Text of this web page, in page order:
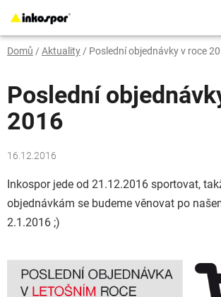
na
obsah
Domů / Aktuality/ Poslední objednávky v roce
Poslední
2016
16.12.2016
Inkospor jede od 21.12.2016 sportovat,
objednávkám se budeme věnovat po
2.1.2016 ;)